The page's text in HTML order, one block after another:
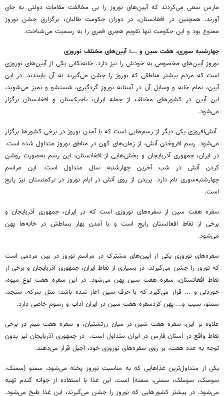
مارس سعی می‌کردند که آیین‌های نوروز را بی مخالفت مقامات دولتی به جای
آورند. همچنین در افغانستان، در دوران حکومت طالبان، برگزاری جشن نوروز
ممنوع بود و این حکومت تنها تقویم هجری قمری را به رسمیت می‌شناخت.
چهارشنبه سوری، هفت سین و ...؛ آیین‌های مختلف نوروزی
نوروز آیین‌های مخصوص به خودش را نیز دارد. خانه‌تکانی یکی از آیین‌های نوروزی
است که مردم بیشتر مناطقی که نوروز را جشن می‌گیرند به آن پایبندند. در این
آیین، تمام خانه و وسایل آن در آستانه نوروز گردگیری، شستشو و تمیز می‌شوند،
این آیین در کشورهای مختلف از جمله ایران، تاجیکستان و افغانستان برگزار
می‌شود.
آتش‌افروزی یکی دیگر از رسم‌هایی است که با آمدن نوروز در برخی کشورها برگزار
می‌شود. رسم افروختن آتش، از زمان‌های کهن در مناطق نوروز متداول شده است.
در ایران، جمهوری آذربایجان و بخش‌هایی از افغانستان، این رسم به‌صورت روشن
کردن آتش در شب آخرین چهارشنبه سال متداول است. این مراسم
چهارشنبه‌سوری نام دارد. پریدن از روی آتش در ایام نوروز در ترکمنستان نیز رایج
است.
سفره هفت سین از سفره‌های نوروزی است که در ایران، جمهوری آذربایجان و
برخی از نقاط افغانستان رایج است و با آمدن بهار بساطش در خانه‌ها پهن
می‌شود.
سفره‌های نوروزی یکی از آیین‌های مشترک در مراسم نوروز در بین مردمی است
که نوروز را جشن می‌گیرند. در بسیاری از نقاط ایران، جمهوری آذربایجان و برخی از
نقاط افغانستان، سفره هفت سین پهن می‌شود. در این سفره هفت نوع میوه،
خوردنی و ... قرار می‌گیرد که با حرف سین آغاز شده باشد؛ مثل سرکه، سنجد،
سمنو، سیب و... پهن کردسفره هفت سین در ایران آداب و رسوم خاصی دارد.
علاوه بر این، سفره هفت شین در میان زرتشتیان، و سفره هفت میم در برخی
نقاط واقع در استان فارس در ایران متداول است. در جمهوری آذربایجان نیز بدون
توجه به عدد هفت، بر روی سفره‌های نوروزی خود، آجیل قرار می‌دهند.
یکی از متداول‌ترین غذاهایی که به مناسبت نوروز پخته می‌شود، سمنو (سمنک،
سومنک، سوملک، سمنی، سمنه) است. این غذا با استفاده از جوانه گندم تهیه
می‌شود. در بیشتر کشورهایی که نوروز را جشن می‌گیرند، این غذا طبخ می‌شود.